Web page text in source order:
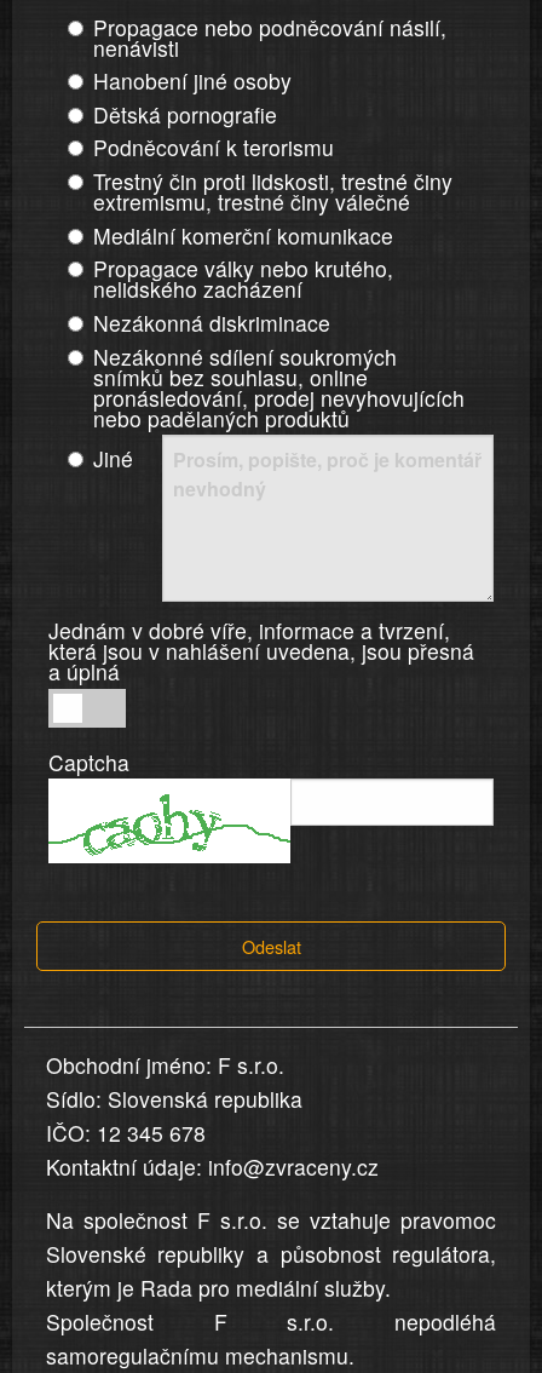
Propagace nebo podněcování násilí,
nenávisti
Hanobení jiné osoby
Dětská pornografie
Podněcování k terorismu
Trestný čin proti lidskosti, trestné činy
extremismu, trestné činy válečné
Mediální komerční komunikace
Propagace války nebo krutého,
nelidského zacházení
Nezákonná diskriminace
Nezákonné sdílení soukromých
snímků bez souhlasu, online
pronásledování, prodej nevyhovujících
nebo padělaných produktů
Jiné
Jednám v dobré víře, informace a tvrzení,
která jsou v nahlášení uvedena, jsou přesná
a úplná
v
dobré
informace
v
uvedena,
jsou
přesná
a
úplná
Captcha
Odeslat
Obchodní jméno: F s.r.o.
Sídlo: Slovenská republika
IČO: 12 345 678
Kontaktní údaje: info@zvraceny.cz
Na společnost F s.r.o. se vztahuje pravomoc
Slovenské republiky a působnost regulátora,
kterým je Rada pro mediální služby.
Společnost F s.r.o. nepodléhá
samoregulačnímu mechanismu.